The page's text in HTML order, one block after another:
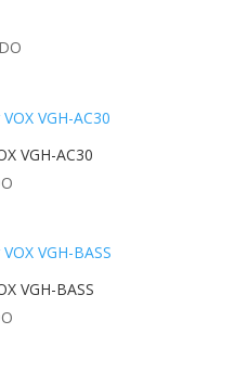
VGH-AC30
VGH-BASS